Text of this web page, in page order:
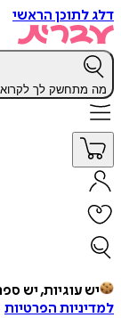
לתוכן הראשי
מתחשק לך לקרוא
יש עוגיות, יש
הפרטיות